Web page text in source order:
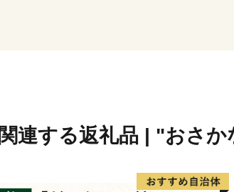
関連する返礼品 | "おさか